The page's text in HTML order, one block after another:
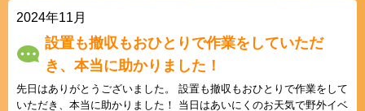
2024年11月
設置も撤収もおひとりで作業をしていただ
き、本当に助かりました！
先日はありがとうございました。 設置も撤収もおひとりで作業をして
いただき、本当に助かりました！ 当日はあいにくのお天気で野外イベ